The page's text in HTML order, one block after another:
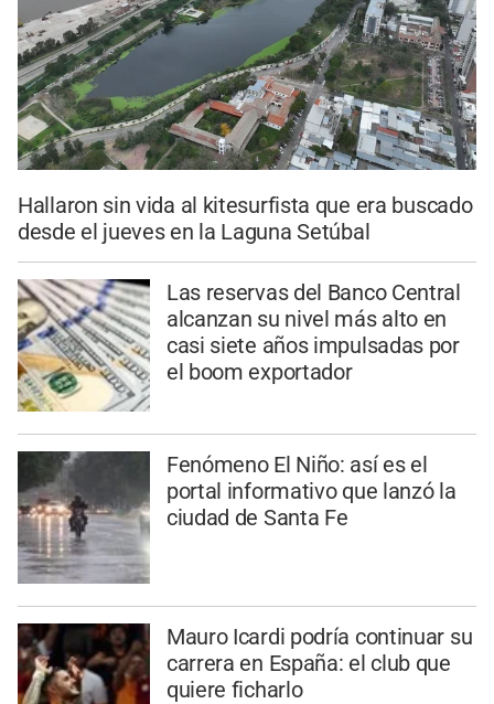
Hallaron sin vida al kitesurfista que era buscado
desde el jueves en la Laguna Setúbal
Las reservas del Banco Central
alcanzan su nivel más alto en
casi siete años impulsadas por
el boom exportador
Fenómeno El Niño: así es el
portal informativo que lanzó la
ciudad de Santa Fe
Mauro Icardi podría continuar su
carrera en España: el club que
quiere ficharlo